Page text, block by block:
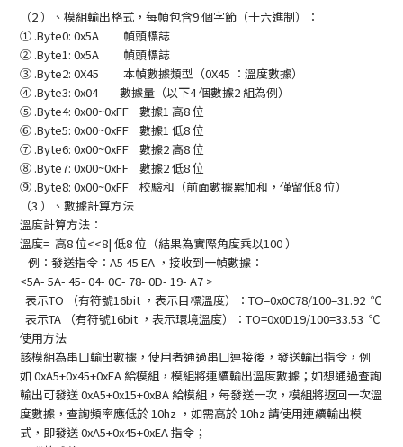
（2）、模組輸出格式，每幀包含9個字節（十六進制）：
① .Byte0: 0x5A 幀頭標誌
② .Byte1: 0x5A 幀頭標誌
③ .Byte2: 0X45 本幀數據類型（0X45 ：溫度數據）
④ .Byte3: 0x04 數據量（以下4個數據2組為例）
⑤ .Byte4: 0x00~0xFF 數據1 高8位
⑥ .Byte5: 0x00~0xFF 數據1 低8位
⑦ .Byte6: 0x00~0xFF 數據2高8位
⑧ .Byte7: 0x00~0xFF 數據2低8位
⑨ .Byte8: 0x00~0xFF 校驗和（前面數據累加和，僅留低8位）
（3 ）、數據計算方法
溫度計算方法 ：
溫度= 高8位<<8| 低8位（結果為實際角度乘以100）
例：發送指令： A5 45 EA ，接收到一幀數據：
<5A- 5A- 45- 04- 0C- 78- 0D- 19- A7 >
表示TO （有符號16bit ，表示目標溫度）： TO=0x0C78/100=31.92 ℃
表示TA （有符號16bit ，表示環境溫度）： TO=0x0D19/100=33.53 ℃
使用方法
該模組為串口輸出數據，使用者通過串口連接後，發送輸出指令，例
如0xA5+0x45+0xEA 給模組，模組將連續輸出溫度數據；如想通過查詢
輸出可發送0xA5+0x15+0xBA 給模組，每發送一次，模組將返回一次溫
度數據，查詢頻率應低於10hz ，如需高於10hz 請使用連續輸出模
式，即發送0xA5+0x45+0xEA指令；